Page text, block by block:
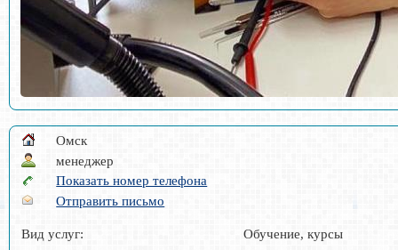
Омск
менеджер
Показать номер телефона
Отправить письмо
Вид услуг: Обучение, курсы